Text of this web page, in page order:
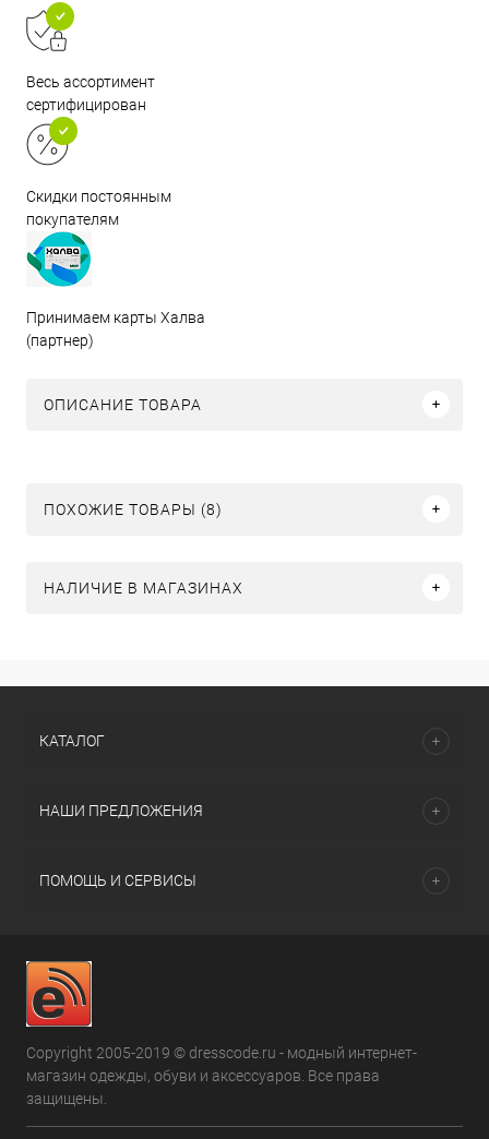
Весь ассортимент
сертифицирован
Скидки постоянным
покупателям
Принимаем карты Халва
(партнер)
ОПИСАНИЕ ТОВАРА
ПОХОЖИЕ ТОВАРЫ (8)
НАЛИЧИЕ В МАГАЗИНАХ
КАТАЛОГ
НАШИ ПРЕДЛОЖЕНИЯ
ПОМОЩЬ И СЕРВИСЫ
Copyright 2005-2019 © dresscode.ru - модный интернет-
магазин одежды, обуви и аксессуаров. Все права
защищены.